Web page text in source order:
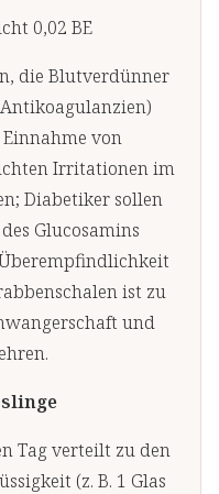
Diese Kombination von
der Elastizität der
bei und unterstützt
im
eines Faszien- und
0,02 BE
die Blutverdünner
von
Irritationen im
Diabetiker sollen
Glucosamins
ist zu
und
Tag verteilt zu den
(z. B. 1 Glas